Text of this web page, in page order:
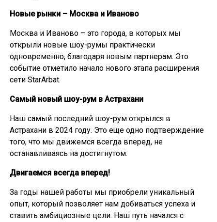
Новые рынки – Москва и Иваново
Москва и Иваново – это города, в которых мы
открыли новые шоу-румы практически
одновременно, благодаря новым партнерам. Это
событие отметило начало нового этапа расширения
сети StarArbat.
Самый новый шоу-рум в Астрахани
Наш самый последний шоу-рум открылся в
Астрахани в 2024 году. Это еще одно подтверждение
того, что мы движемся всегда вперед, не
останавливаясь на достигнутом.
Двигаемся всегда вперед!
За годы нашей работы мы приобрели уникальный
опыт, который позволяет нам добиваться успеха и
ставить амбициозные цели. Наш путь начался с